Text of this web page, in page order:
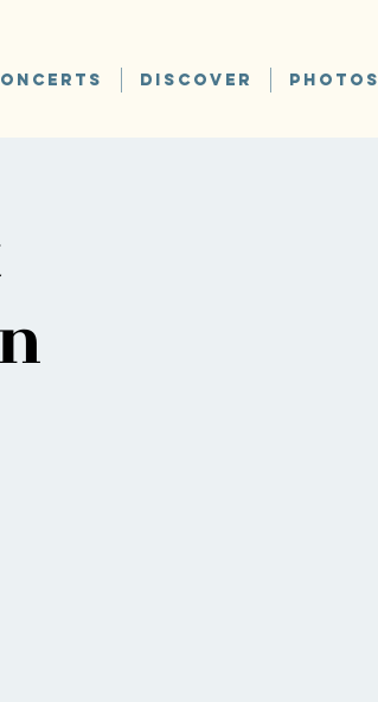
DISCOVER PHOTOS